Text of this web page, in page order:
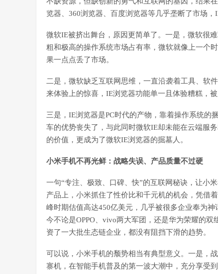
览器、360浏览器、百度浏览器等几乎垄断了市场，
微软IE被挤出舞台，原因更简单了。一是，微软很
粗和极高的操作系统市场占有率，微软就像上一个
果一点点丢了市场。
二是，微软缺乏互联网思维，一直沿袭着工具、软
来体验上的惊喜，IE浏览器功能单一且体验糟糕，被
三是，IE浏览器是PC时代的产物，靠着操作系统的
车的优势丧失了，与此同时微软IE却未能在云端服
的价值，更成为了微软IE浏览器的掘墓人。
小米手机不再光鲜：战略失误、产品质量不过硬
一句“专注、极致、口碑、快”的互联网秘诀，让小
产品上，小米抓住了性价比和千元机的机会，凭借
峰时期估值高达450亿美元，几乎被很多企业奉为
今不论是OPPO、vivo两大军团，还是华为荣耀的
资了一大批生态链企业，都没有阻挡下滑的趋势。
可以说，小米手机的颓势相当有典型意义。一是，
寨机，在智能手机普及的第一波大潮中，充分享受